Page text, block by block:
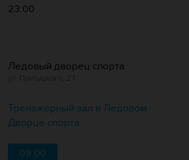
23:00
Ледовый дворец спорта
Тренажерный зал в Ледовом
Дворце спорта
09:00